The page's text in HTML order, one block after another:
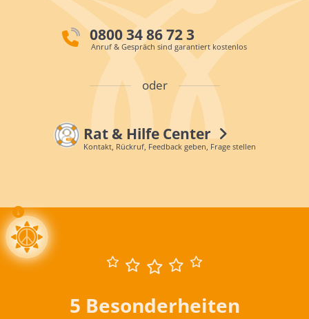
0800 34 86 72 3
Anruf & Gespräch sind garantiert kostenlos
oder
Rat & Hilfe Center
Kontakt, Rückruf, Feedback geben, Frage stellen
5 Besonderheiten